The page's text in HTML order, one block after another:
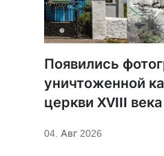
Появились
уничтоженной
церкви XVIII
04. Авг 2026